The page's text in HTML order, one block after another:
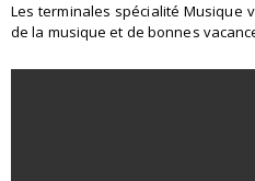
Les terminales spécialité Musique
de la musique et de bonnes